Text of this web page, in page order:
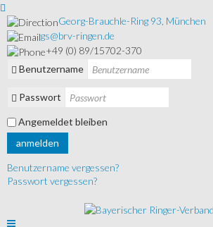
Georg-Brauchle-Ring 93, München
gs@brv-ringen.de
+49 (0) 89/15702-370
Benutzername
Passwort
Angemeldet bleiben
anmelden
Benutzername vergessen?
Passwort vergessen?